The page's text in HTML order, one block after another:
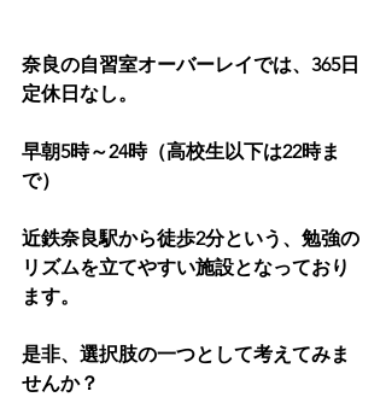
奈良の自習室オーバーレイでは、365日
定休日なし。
早朝5時～24時（高校生以下は22時ま
で）
近鉄奈良駅から徒歩2分という、勉強の
リズムを立てやすい施設となっており
ます。
是非、選択肢の一つとして考えてみま
せんか？